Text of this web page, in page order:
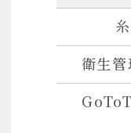
衛生管